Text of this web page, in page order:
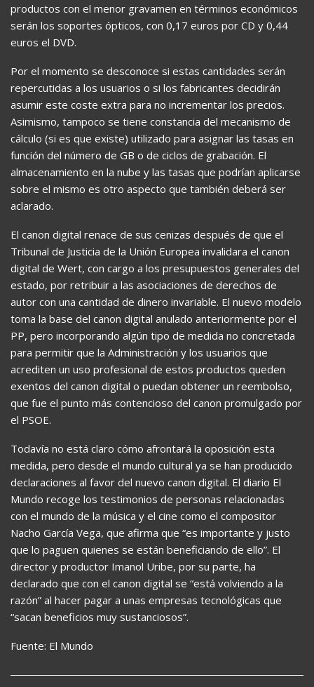
productos con el menor gravamen en términos económicos
serán los soportes ópticos, con 0,17 euros por CD y 0,44
euros el DVD.
Por el momento se desconoce si estas cantidades serán
repercutidas a los usuarios o si los fabricantes decidirán
asumir este coste extra para no incrementar los precios.
Asimismo, tampoco se tiene constancia del mecanismo de
cálculo (si es que existe) utilizado para asignar las tasas en
función del número de GB o de ciclos de grabación. El
almacenamiento en la nube y las tasas que podrían aplicarse
sobre el mismo es otro aspecto que también deberá ser
aclarado.
El canon digital renace de sus cenizas después de que el
Tribunal de Justicia de la Unión Europea invalidara el canon
digital de Wert, con cargo a los presupuestos generales del
estado, por retribuir a las asociaciones de derechos de
autor con una cantidad de dinero invariable. El nuevo modelo
toma la base del canon digital anulado anteriormente por el
PP, pero incorporando algún tipo de medida no concretada
para permitir que la Administración y los usuarios que
acrediten un uso profesional de estos productos queden
exentos del canon digital o puedan obtener un reembolso,
que fue el punto más contencioso del canon promulgado por
el PSOE.
Todavía no está claro cómo afrontará la oposición esta
medida, pero desde el mundo cultural ya se han producido
declaraciones al favor del nuevo canon digital. El diario El
Mundo recoge los testimonios de personas relacionadas
con el mundo de la música y el cine como el compositor
Nacho García Vega, que afirma que “es importante y justo
que lo paguen quienes se están beneficiando de ello”. El
director y productor Imanol Uribe, por su parte, ha
declarado que con el canon digital se “está volviendo a la
razón” al hacer pagar a unas empresas tecnológicas que
“sacan beneficios muy sustanciosos”.
Fuente: El Mundo